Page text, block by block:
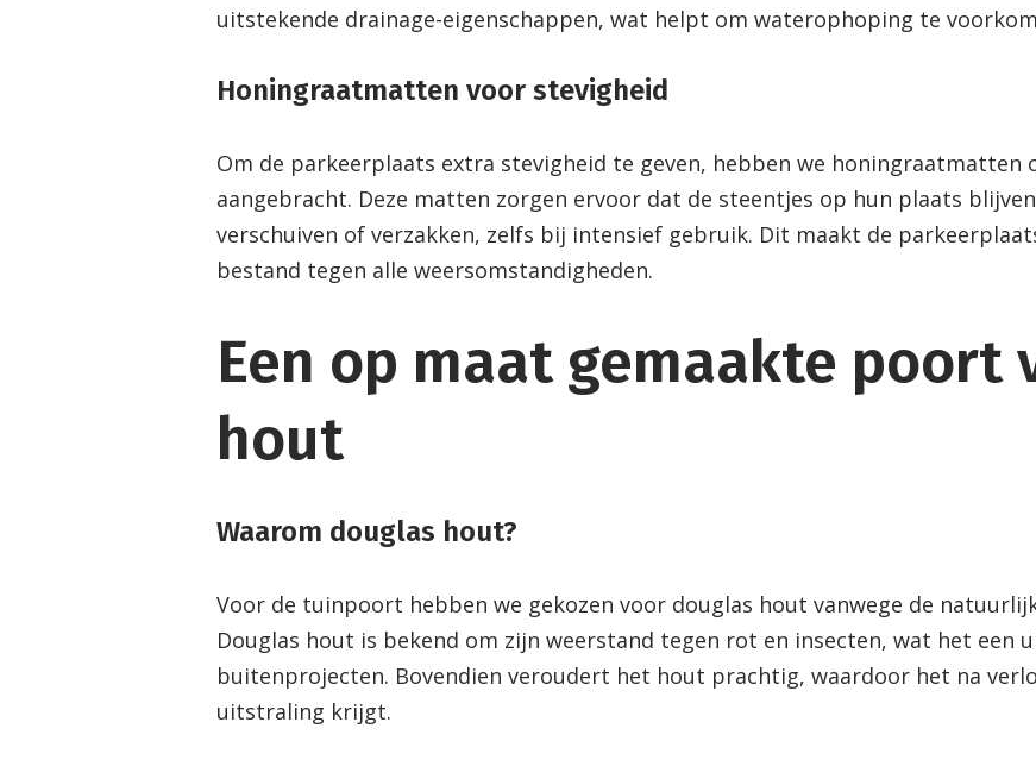
uitstekende drainage-eigenschappen, wat helpt om waterophoping te
Honingraatmatten voor stevigheid
Om de parkeerplaats extra stevigheid te geven, hebben we honingraatmatten
aangebracht. Deze matten zorgen ervoor dat de steentjes op hun plaats
verschuiven of verzakken, zelfs bij intensief gebruik. Dit maakt de
bestand tegen alle weersomstandigheden.
Een op maat gemaakte poort
hout
Waarom douglas hout?
Voor de tuinpoort hebben we gekozen voor douglas hout vanwege de
Douglas hout is bekend om zijn weerstand tegen rot en insecten, wat het een
buitenprojecten. Bovendien veroudert het hout prachtig, waardoor het na
uitstraling krijgt.